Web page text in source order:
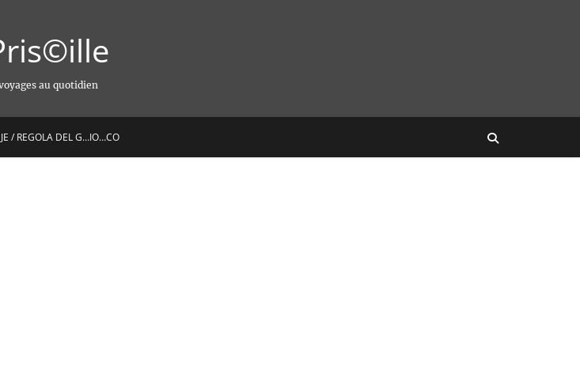
au quotidien
/ REGOLA DEL G…IO…CO